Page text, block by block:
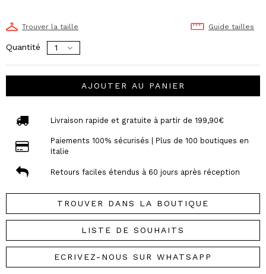
Trouver la taille Guide tailles
Quantité
AJOUTER AU PANIER
Livraison rapide et gratuite à partir de 199,90€
Paiements 100% sécurisés | Plus de 100 boutiques en
Italie
Retours faciles étendus à 60 jours après réception
TROUVER DANS LA BOUTIQUE
LISTE DE SOUHAITS
ECRIVEZ-NOUS SUR WHATSAPP